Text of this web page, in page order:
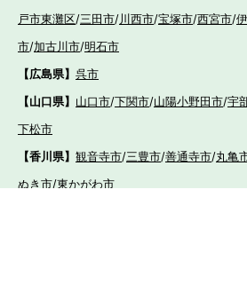
戸市東灘区/三田市/川西市/宝塚市/西宮市/
市/加古川市/明石市
【広島県】 呉市
【山口県】 山口市/下関市/山陽小野田市/宇
下松市
【香川県】 観音寺市/三豊市/善通寺市/丸亀
ぬき市/東かがわ市